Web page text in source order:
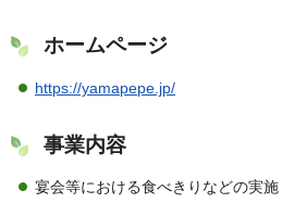
ホームページ
https://yamapepe.jp/
事業内容
宴会等における食べきりなどの実施